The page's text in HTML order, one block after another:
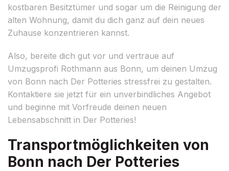
kostbaren Besitztümer und sogar um die Reinigung der
alten Wohnung, damit du dich ganz auf dein neues
Zuhause konzentrieren kannst.
Also, bereite dich gut vor und vertraue auf
Umzugsprofi Rothmann aus Bonn, um deinen Umzug
von Bonn nach Der Potteries stressfrei zu gestalten.
Kontaktiere sie jetzt für ein unverbindliches Angebot
und beginne mit Vorfreude deinen neuen
Lebensabschnitt in Der Potteries!
Transportmöglichkeiten von
Bonn nach Der Potteries